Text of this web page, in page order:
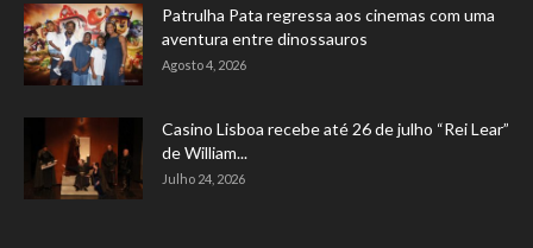
Patrulha Pata regressa aos cinemas com uma
aventura entre dinossauros
Agosto 4, 2026
Casino Lisboa recebe até 26 de julho “Rei Lear”
de William...
Julho 24, 2026